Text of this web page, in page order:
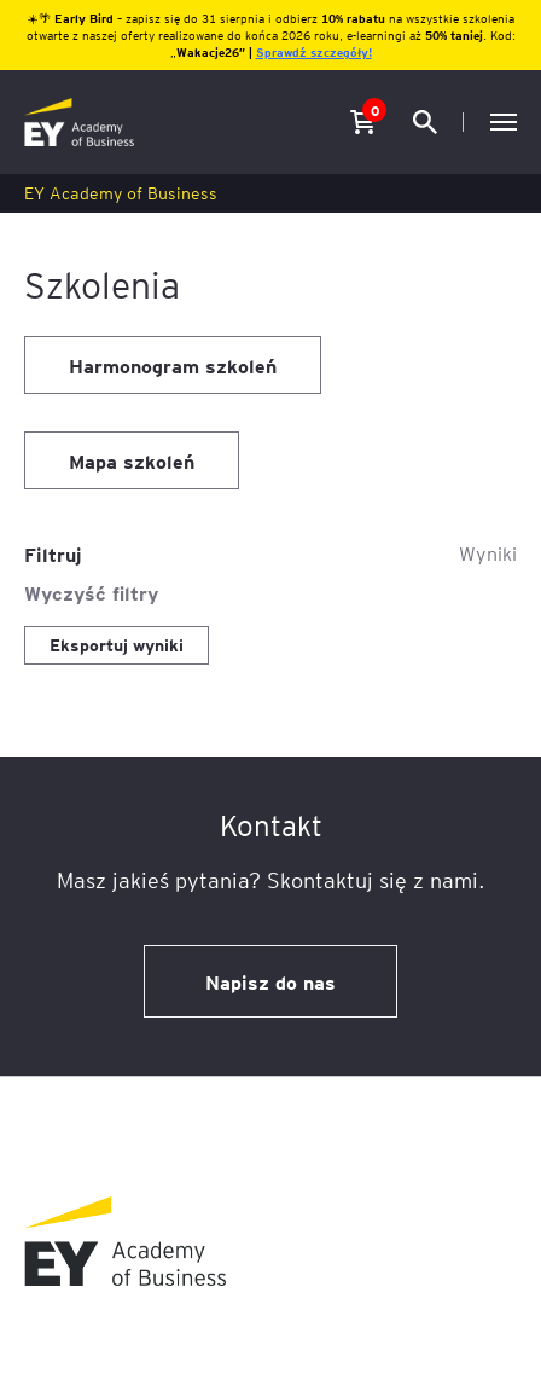
☀️🌴 Early Bird – zapisz się do 31 sierpnia i odbierz10% rabatu na wszystkie szkolenia
otwarte z naszej oferty realizowane do końca 2026 roku, e-learningi aż 50% taniej. Kod:
Wakacje26″ | Sprawdź szczegóły!
0
EY Academy of Business
Szkolenia
Harmonogram szkoleń
Mapa szkoleń
Filtruj
Wyczyść filtry
Wyniki
Eksportuj wyniki
Kontakt
Masz jakieś pytania? Skontaktuj się z nami.
Napisz do nas